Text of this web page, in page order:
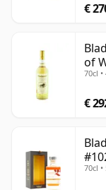
€
of
70cl •
€
70cl •